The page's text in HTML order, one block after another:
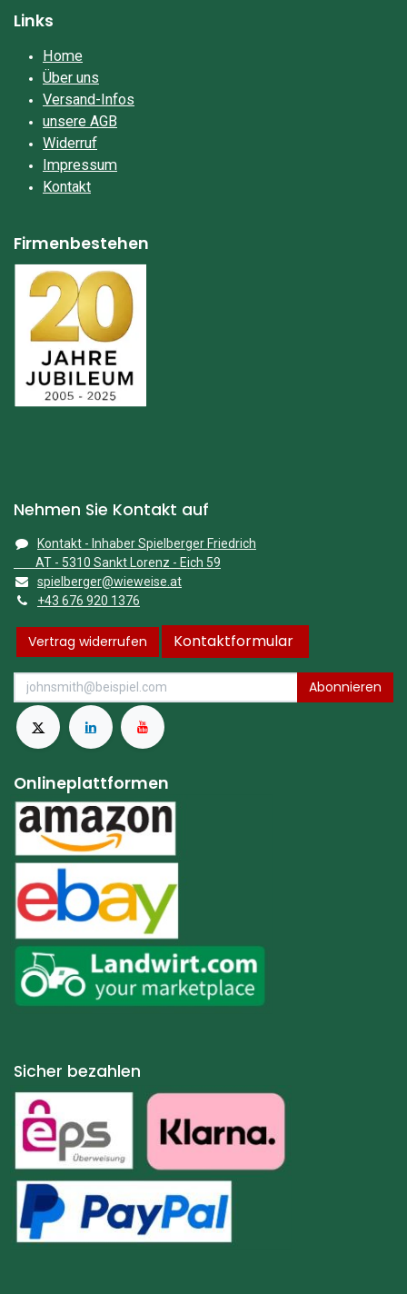
Links
Home
Über uns
Versand-Infos
unsere AGB
Widerruf
Impressum​
Kontakt
Firmenbestehen
Nehmen Sie Kontakt auf
Kontakt - Inhaber Spielberger Friedrich
AT - 5310 Sankt Lorenz - Eich 59
spielberger@wieweise.at
+43 676 920 1376
Vertrag widerrufen Kontaktformular
Abonnieren
Onlineplattformen
Sicher bezahlen